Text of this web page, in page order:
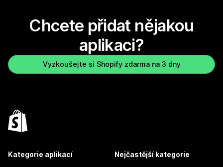
Chcete přidat nějakou
aplikaci?
Vyzkoušejte si Shopify zdarma na 3 dny
Kategorie aplikací Nejčastější kategorie